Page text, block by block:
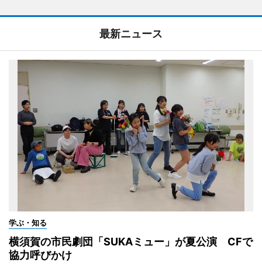
最新ニュース
学ぶ・知る
横須賀の市民劇団「SUKAミュー」が夏公演 CFで
協力呼びかけ